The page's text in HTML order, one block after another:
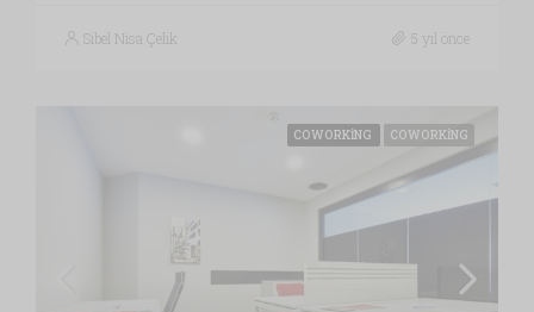
Sibel Nisa Çelik 5 yıl önce
COWORKING COWORKING